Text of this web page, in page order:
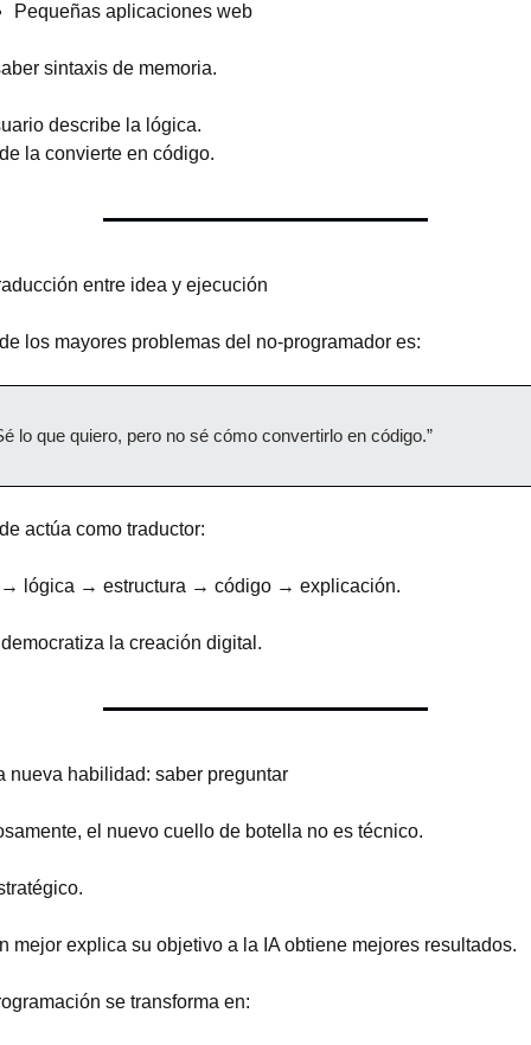
Pequeñas aplicaciones web
sintaxis de memoria.
describe la lógica.
la convierte en código.
entre idea y ejecución
los mayores problemas del no-programador es:
lo que quiero, pero no sé cómo convertirlo en código.”
actúa como traductor:
lógica → estructura → código → explicación.
la creación digital.
nueva habilidad: saber preguntar
el nuevo cuello de botella no es técnico.
mejor explica su objetivo a la IA obtiene mejores resultados.
se transforma en: